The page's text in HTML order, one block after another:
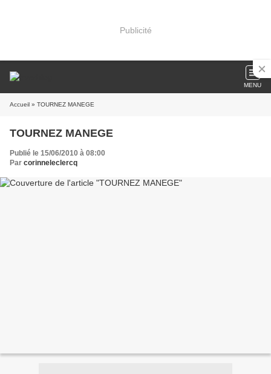
Publicité
MENU
Accueil » TOURNEZ MANEGE
TOURNEZ MANEGE
Publié le 15/06/2010 à 08:00
Par corinneleclercq